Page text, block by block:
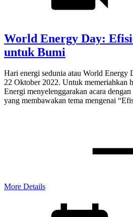
World Energy Day:
untuk Bumi
Hari energi sedunia atau World Energy
22 Oktober 2022. Untuk memeriahkan
Energi menyelenggarakan acara
yang membawakan tema mengenai
More Details